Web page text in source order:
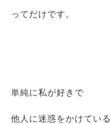
ってだけです。
単純に私が好きで
他人に迷惑をかけている